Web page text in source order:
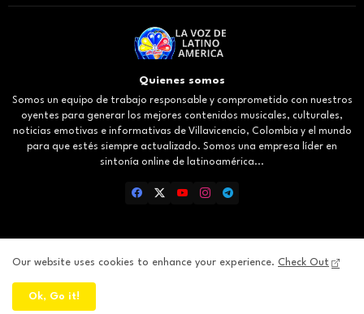
Quienes somos
Somos un equipo de trabajo responsable y comprometido con nuestros
oyentes para generar los mejores contenidos musicales, culturales,
noticias emotivas e informativas de Villavicencio, Colombia y el mundo
para que estés siempre actualizado. Somos una empresa líder en
sintonía online de latinoamérica...
Inicio About Contact us Privacy Policy
Our website uses cookies to enhance your experience. Check Out
Ok, Go it!